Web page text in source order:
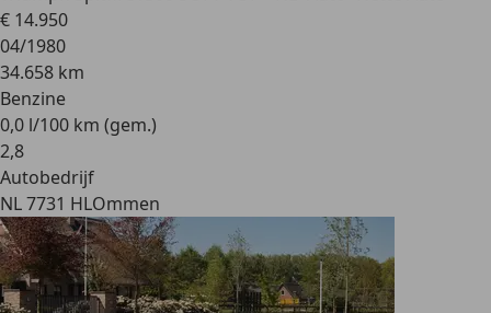
€ 14.950
04/1980
34.658 km
Benzine
0,0 l/100 km (gem.)
2,8
Autobedrijf
NL 7731 HLOmmen